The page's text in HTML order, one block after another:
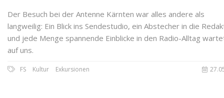
Der Besuch bei der Antenne Kärnten war alles andere als
langweilig: Ein Blick ins Sendestudio, ein Abstecher in die
und jede Menge spannende Einblicke in den Radio-Alltag
auf uns.
FS Kultur Exkursionen